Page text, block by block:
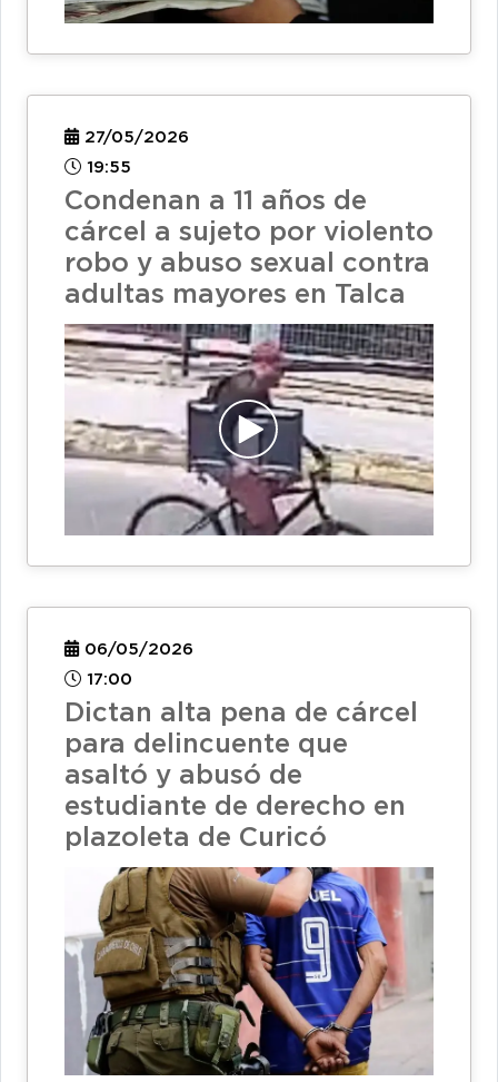
27/05/2026
19:55
Condenan a 11 años de
cárcel a sujeto por violento
robo y abuso sexual contra
adultas mayores en Talca
06/05/2026
17:00
Dictan alta pena de cárcel
para delincuente que
asaltó y abusó de
estudiante de derecho en
plazoleta de Curicó